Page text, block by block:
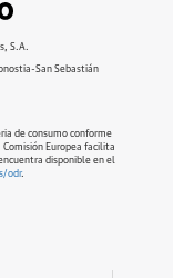
S.A.
San Sebastián
de consumo conforme
Europea facilita
disponible en el
odr.